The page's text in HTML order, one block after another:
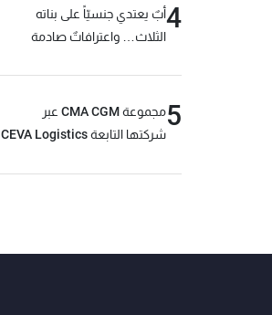
4أبٌ يعتدي جنسيّاً على بناته
الثلاث… واعترافاتٌ صادمة
5
مجموعة CMA CGM عبر
شركتها التابعة CEVA Logistics